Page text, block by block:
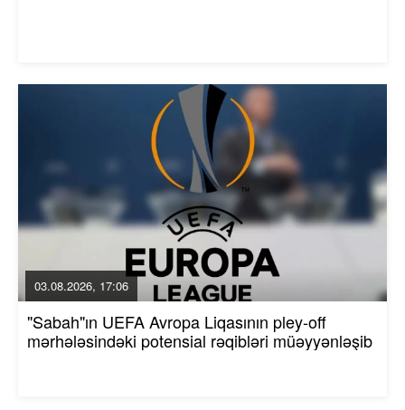
03.08.2026, 17:06
"Sabah"ın UEFA Avropa Liqasının pley-off
mərhələsindəki potensial rəqibləri müəyyənləşib